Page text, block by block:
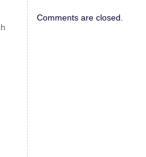
Comments are closed.